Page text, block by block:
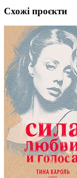
Схожі проєкти